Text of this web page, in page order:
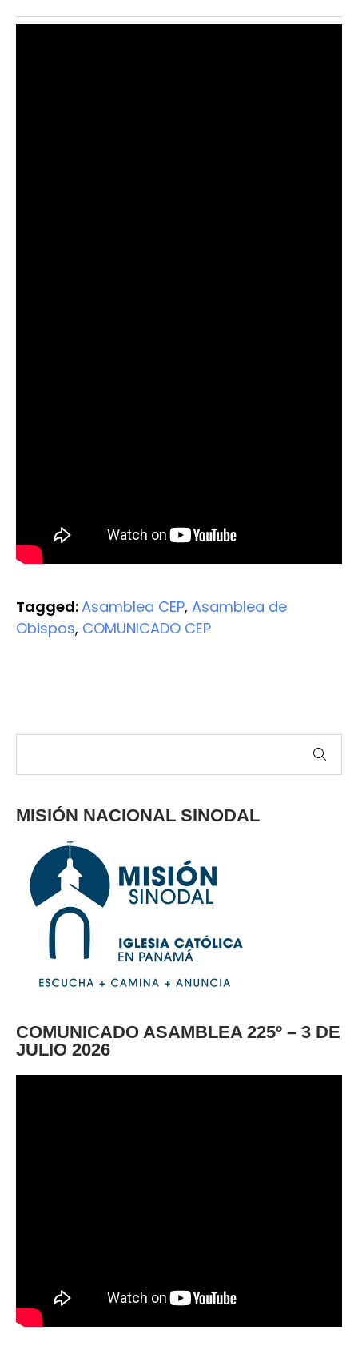
MISIÓN NACIONAL SINODAL
COMUNICADO ASAMBLEA 225º – 3 DE
JULIO 2026
Tagged:Asamblea CEP, Asamblea de
Obispos, COMUNICADO CEP